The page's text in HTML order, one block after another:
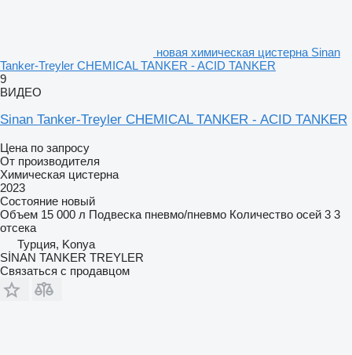
новая химическая цистерна Sinan
Tanker-Treyler CHEMICAL TANKER - ACID TANKER
9
ВИДЕО
Sinan Tanker-Treyler CHEMICAL TANKER - ACID TANKER
Цена по запросу
От производителя
Химическая цистерна
2023
Состояние новый
Объем 15 000 л Подвеска пневмо/пневмо Количество осей 3 3
отсека
Турция, Konya
SİNAN TANKER TREYLER
Связаться с продавцом